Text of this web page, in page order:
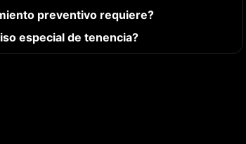
preventivo requiere?
especial de tenencia?